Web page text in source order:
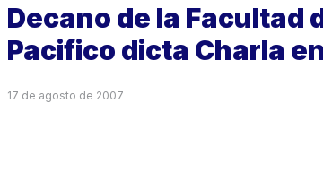
Decano de la Facultad
Pacifico dicta Charla en
17 de agosto de 2007